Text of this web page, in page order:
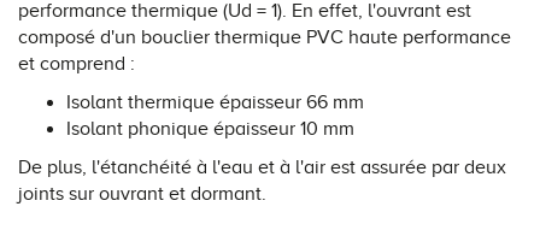
performance thermique (Ud = 1). En effet, l'ouvrant est
composé d'un bouclier thermique PVC haute performance
et comprend :
Isolant thermique épaisseur 66 mm
Isolant phonique épaisseur 10 mm
De plus, l'étanchéité à l'eau et à l'air est assurée par deux
joints sur ouvrant et dormant.